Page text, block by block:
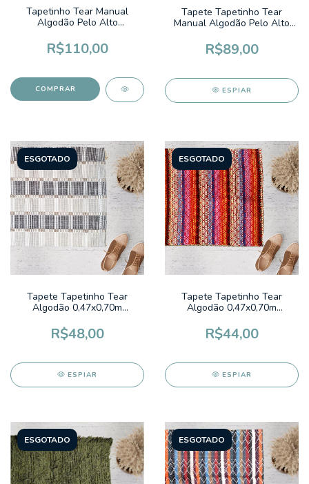
Tapetinho Tear Manual
Algodão Pelo Alto
Cinza
R$110,00
Tapete Tapetinho Tear
Manual Algodão Pelo Alto
Pontilhado Preto
R$89,00
ESPIAR
ESGOTADO
Tapete Tapetinho Tear
Algodão 0,47x0,70m
R$48,00
ESPIAR
ESGOTADO
Tapete Tapetinho Tear
Algodão 0,47x0,70m
R$44,00
ESPIAR
ESGOTADO ESGOTADO